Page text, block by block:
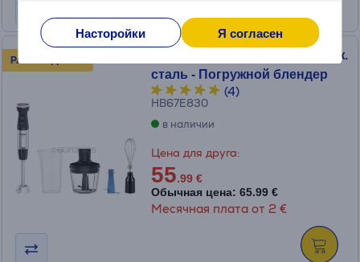
Насторойки Я согласен
РАСПРОДАЖА!
Tefal Quickchef+, 1000 Вт, нерж.
сталь - Погружной блендер
(4)
HB67E830
в наличии
Цена для друга:
55.99 €
Обычная цена: 65.99 €
Месячная плата от 2 €